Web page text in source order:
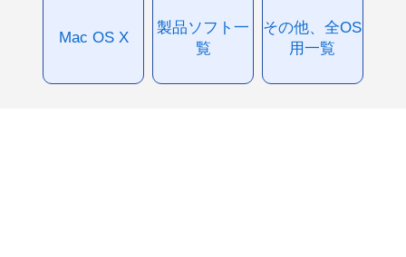
Mac OS X
製品ソフト一
覧
その他、全OS
用一覧